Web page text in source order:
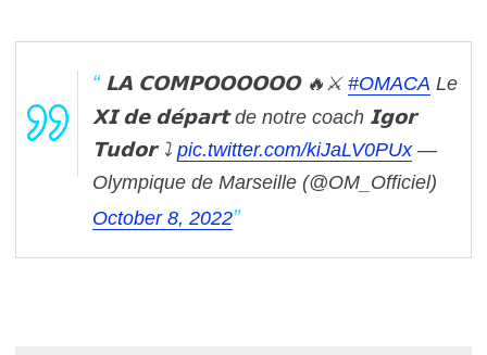
𝗟𝗔 𝗖𝗢𝗠𝗣𝗢𝗢𝗢𝗢𝗢𝗢 🔥⚔️ #OMACA Le
𝗫𝗜 𝗱𝗲 𝗱𝗲́𝗽𝗮𝗿𝘁 de notre coach 𝗜𝗴𝗼𝗿
𝗧𝘂𝗱𝗼𝗿 ⤵️ pic.twitter.com/kiJaLV0PUx —
Olympique de Marseille (@OM_Officiel)
October 8, 2022